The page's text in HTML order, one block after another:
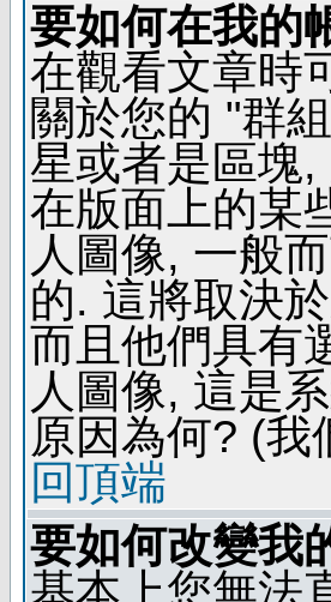
要如何在我的
在觀看文章時
關於您的 "群
星或者是區塊
在版面上的某
人圖像, 一般
的. 這將取決
而且他們具有
人圖像, 這是
原因為何? (我
回頂端
要如何改變我
基本上您無法